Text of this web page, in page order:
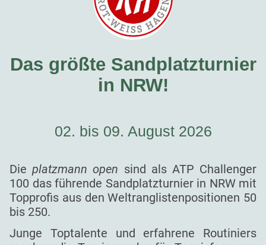
Das größte Sandplatzturnier
in NRW!
02. bis 09. August 2026
Dieplatzmann open sind als ATP Challenger
100 das führende Sandplatzturnier in NRW mit
Topprofis aus den Weltranglistenpositionen 50
bis 250.
Junge Toptalente und erfahrene Routiniers